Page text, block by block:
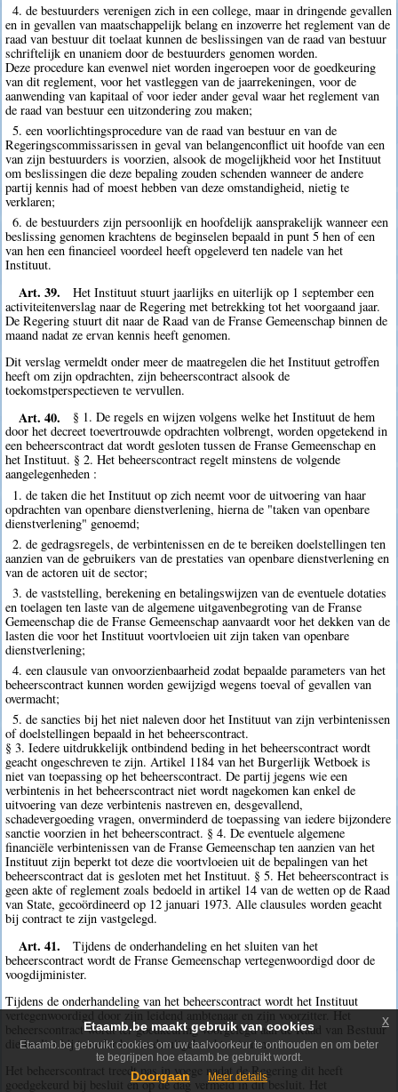
4. de bestuurders verenigen zich in een college, maar in dringende gevallen
en in gevallen van maatschappelijk belang en inzoverre het reglement van de
raad van bestuur dit toelaat kunnen de beslissingen van de raad van bestuur
schriftelijk en unaniem door de bestuurders genomen worden.
Deze procedure kan evenwel niet worden ingeroepen voor de goedkeuring
van dit reglement, voor het vastleggen van de jaarrekeningen, voor de
aanwending van kapitaal of voor ieder ander geval waar het reglement van
de raad van bestuur een uitzondering zou maken;
5. een voorlichtingsprocedure van de raad van bestuur en van de
Regeringscommissarissen in geval van belangenconflict uit hoofde van een
van zijn bestuurders is voorzien, alsook de mogelijkheid voor het Instituut
om beslissingen die deze bepaling zouden schenden wanneer de andere
partij kennis had of moest hebben van deze omstandigheid, nietig te
verklaren;
6. de bestuurders zijn persoonlijk en hoofdelijk aansprakelijk wanneer een
beslissing genomen krachtens de beginselen bepaald in punt 5 hen of een
van hen een financieel voordeel heeft opgeleverd ten nadele van het
Instituut.
Art. 39.
Het Instituut stuurt jaarlijks en uiterlijk op 1 september een
activiteitenverslag naar de Regering met betrekking tot het voorgaand jaar.
De Regering stuurt dit naar de Raad van de Franse Gemeenschap binnen de
maand nadat ze ervan kennis heeft genomen.
Dit verslag vermeldt onder meer de maatregelen die het Instituut getroffen
heeft om zijn opdrachten, zijn beheerscontract alsook de
toekomstperspectieven te vervullen.
Art. 40.
§ 1. De regels en wijzen volgens welke het Instituut de hem
door het decreet toevertrouwde opdrachten volbrengt, worden opgetekend in
een beheerscontract dat wordt gesloten tussen de Franse Gemeenschap en
het Instituut. § 2. Het beheerscontract regelt minstens de volgende
aangelegenheden :
1. de taken die het Instituut op zich neemt voor de uitvoering van haar
opdrachten van openbare dienstverlening, hierna de "taken van openbare
dienstverlening" genoemd;
2. de gedragsregels, de verbintenissen en de te bereiken doelstellingen ten
aanzien van de gebruikers van de prestaties van openbare dienstverlening en
van de actoren uit de sector;
3. de vaststelling, berekening en betalingswijzen van de eventuele dotaties
en toelagen ten laste van de algemene uitgavenbegroting van de Franse
Gemeenschap die de Franse Gemeenschap aanvaardt voor het dekken van de
lasten die voor het Instituut voortvloeien uit zijn taken van openbare
dienstverlening;
4. een clausule van onvoorzienbaarheid zodat bepaalde parameters van het
beheerscontract kunnen worden gewijzigd wegens toeval of gevallen van
overmacht;
5. de sancties bij het niet naleven door het Instituut van zijn verbintenissen
of doelstellingen bepaald in het beheerscontract.
§ 3. Iedere uitdrukkelijk ontbindend beding in het beheerscontract wordt
geacht ongeschreven te zijn. Artikel 1184 van het Burgerlijk Wetboek is
niet van toepassing op het beheerscontract. De partij jegens wie een
verbintenis in het beheerscontract niet wordt nagekomen kan enkel de
uitvoering van deze verbintenis nastreven en, desgevallend,
schadevergoeding vragen, onverminderd de toepassing van iedere bijzondere
sanctie voorzien in het beheerscontract. § 4. De eventuele algemene
financiële verbintenissen van de Franse Gemeenschap ten aanzien van het
Instituut zijn beperkt tot deze die voortvloeien uit de bepalingen van het
beheerscontract dat is gesloten met het Instituut. § 5. Het beheerscontract is
geen akte of reglement zoals bedoeld in artikel 14 van de wetten op de Raad
van State, gecoördineerd op 12 januari 1973. Alle clausules worden geacht
bij contract te zijn vastgelegd.
Art. 41.
Tijdens de onderhandeling en het sluiten van het
beheerscontract wordt de Franse Gemeenschap vertegenwoordigd door de
voogdijminister.
Tijdens de onderhandeling van het beheerscontract wordt het Instituut
vertegenwoordigd door zijn leidend ambtenaar en zijn voorzitter. Het
beheerscontract wordt ter goedkeuring voorgelegd aan de Raad van Bestuur
die beslist bij tweederde van de uitgebrachte stemmen.
Het beheerscontract treedt pas in voege nadat de Regering dit heeft
goedgekeurd bij besluit en op de dag vermeld in dit besluit. Het
Etaamb.be maakt gebruik van cookies
Etaamb.be gebruikt cookies om uw taalvoorkeur te onthouden en om beter
te begrijpen hoe etaamb.be gebruikt wordt.
Doorgaan Meer details
x